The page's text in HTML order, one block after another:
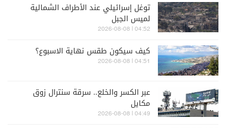
توغل إسرائيلي عند الأطراف الشمالية
لميس الجبل
04:52 | 2026-08-08
كيف سيكون طقس نهاية الاسبوع؟
04:51 | 2026-08-08
عبر الكسر والخلع.. سرقة سنترال زوق
مكايل
04:49 | 2026-08-08